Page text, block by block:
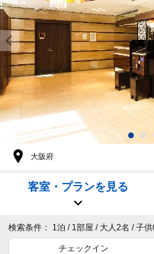
大阪府
客室・プランを見る
検索条件： 1泊 / 1部屋 / 大人2名 / 子
チェックイン